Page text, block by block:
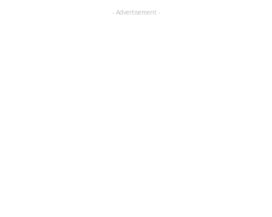
- Advertisement -